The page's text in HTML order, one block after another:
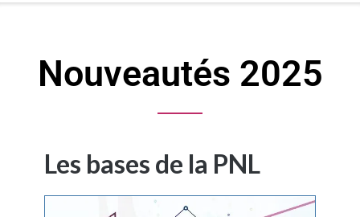
Nouveautés 2025
Les bases de la PNL